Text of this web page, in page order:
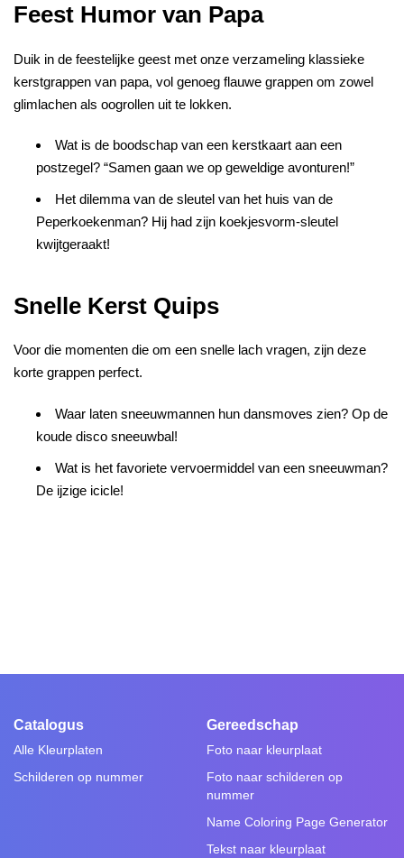
Feest Humor van Papa
Duik in de feestelijke geest met onze verzameling klassieke
kerstgrappen van papa, vol genoeg flauwe grappen om zowel
glimlachen als oogrollen uit te lokken.
Wat is de boodschap van een kerstkaart aan een
postzegel? “Samen gaan we op geweldige avonturen!”
Het dilemma van de sleutel van het huis van de
Peperkoekenman? Hij had zijn koekjesvorm-sleutel
kwijtgeraakt!
Snelle Kerst Quips
Voor die momenten die om een snelle lach vragen, zijn deze
korte grappen perfect.
Waar laten sneeuwmannen hun dansmoves zien? Op de
koude disco sneeuwbal!
Wat is het favoriete vervoermiddel van een sneeuwman?
De ijzige icicle!
Catalogus
Alle Kleurplaten
Schilderen op nummer
Gereedschap
Foto naar kleurplaat
Foto naar schilderen op
nummer
Name Coloring Page Generator
Tekst naar kleurplaat